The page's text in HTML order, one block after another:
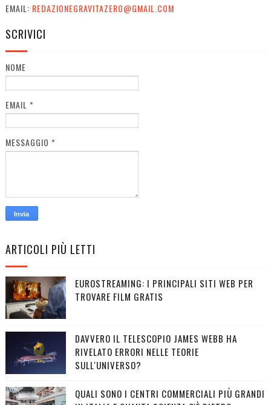
EMAIL: REDAZIONEGRAVITAZERO@GMAIL.COM
SCRIVICI
NOME
EMAIL *
MESSAGGIO *
ARTICOLI PIÙ LETTI
EUROSTREAMING: I PRINCIPALI SITI WEB PER
TROVARE FILM GRATIS
DAVVERO IL TELESCOPIO JAMES WEBB HA
RIVELATO ERRORI NELLE TEORIE
SULL'UNIVERSO?
QUALI SONO I CENTRI COMMERCIALI PIÙ GRANDI